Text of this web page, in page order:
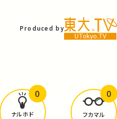
Produced by
びがありましたか？
ナルホド
0
フカマル
0